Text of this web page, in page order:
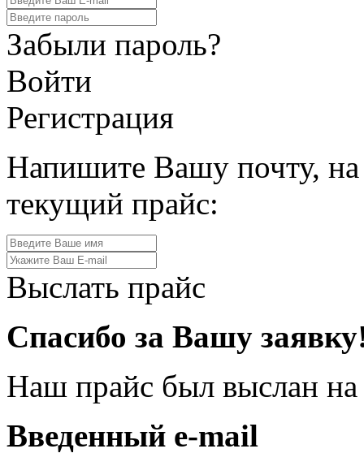
Забыли пароль?
Войти
Регистрация
Напишите Вашу почту,
текущий прайс:
Выслать прайс
Спасибо за Вашу
Наш прайс был выслан
Введенный e-mail